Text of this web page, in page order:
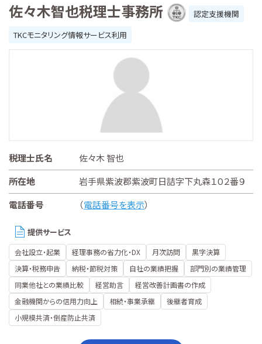
佐々木智也税理士事務所
認定支援機関
TKCモニタリング情報サービス利用
税理士氏名
佐々木 智也
所在地
岩手県紫波郡紫波町日詰字下丸森１０２番９
電話番号
（電話番号を表示）
提供サービス
会社設立・起業 経理事務の省力化・DX 月次訪問
黒字決算
決算・税務申告
納税・節税対策 自社の業績把握
部門別の業績管理
同業他社との業績比較
経営助言
経営改善計画書の作成
金融機関からの信用力向上
相続・事業承継
後継者育成
小規模共済・倒産防止共済